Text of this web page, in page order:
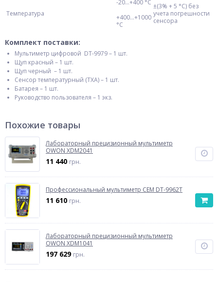
Температура
-20...+400 °С ±(3% + 5 °С) без
учета погрешности
сенсора
+400...+1000
°С
Комплект поставки:
Мультиметр цифровой DT-9979 – 1 шт.
Щуп красный – 1 шт.
Щуп черный – 1 шт.
Сенсор температурный (ТХА) – 1 шт.
Батарея – 1 шт.
Руководство пользователя – 1 экз.
Похожие товары
Лабораторный прецизионный мультиметр
OWON XDM2041
11 440 грн.
Профессиональный мультиметр CEM DT-9962T
11 610 грн.
Лабораторный прецизионный мультиметр
OWON XDM1041
197 629 грн.